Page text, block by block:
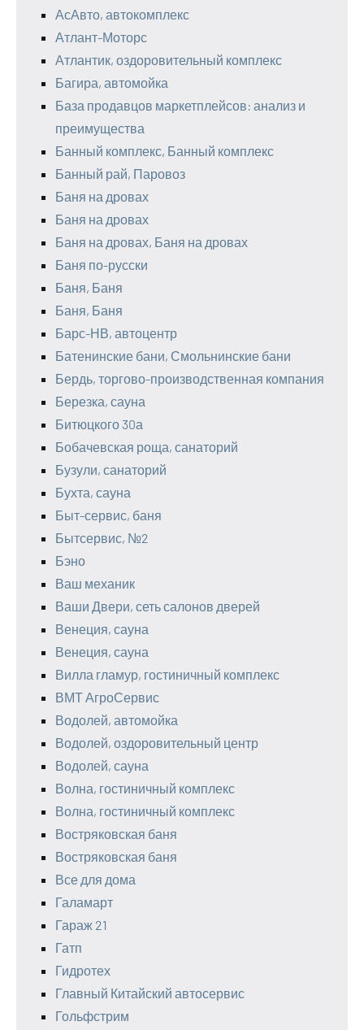
АсАвто, автокомплекс
Атлант-Моторс
Атлантик, оздоровительный комплекс
Багира, автомойка
База продавцов маркетплейсов: анализ и
преимущества
Банный комплекс, Банный комплекс
Банный рай, Паровоз
Баня на дровах
Баня на дровах
Баня на дровах, Баня на дровах
Баня по-русски
Баня, Баня
Баня, Баня
Барс-НВ, автоцентр
Батенинские бани, Смольнинские бани
Бердь, торгово-производственная компания
Березка, сауна
Битюцкого 30а
Бобачевская роща, санаторий
Бузули, санаторий
Бухта, сауна
Быт-сервис, баня
Бытсервис, №2
Бэно
Ваш механик
Ваши Двери, сеть салонов дверей
Венеция, сауна
Венеция, сауна
Вилла гламур, гостиничный комплекс
ВМТ АгроСервис
Водолей, автомойка
Водолей, оздоровительный центр
Водолей, сауна
Волна, гостиничный комплекс
Волна, гостиничный комплекс
Востряковская баня
Востряковская баня
Все для дома
Галамарт
Гараж 21
Гатп
Гидротех
Главный Китайский автосервис
Гольфстрим